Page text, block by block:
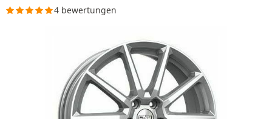
4 bewertungen